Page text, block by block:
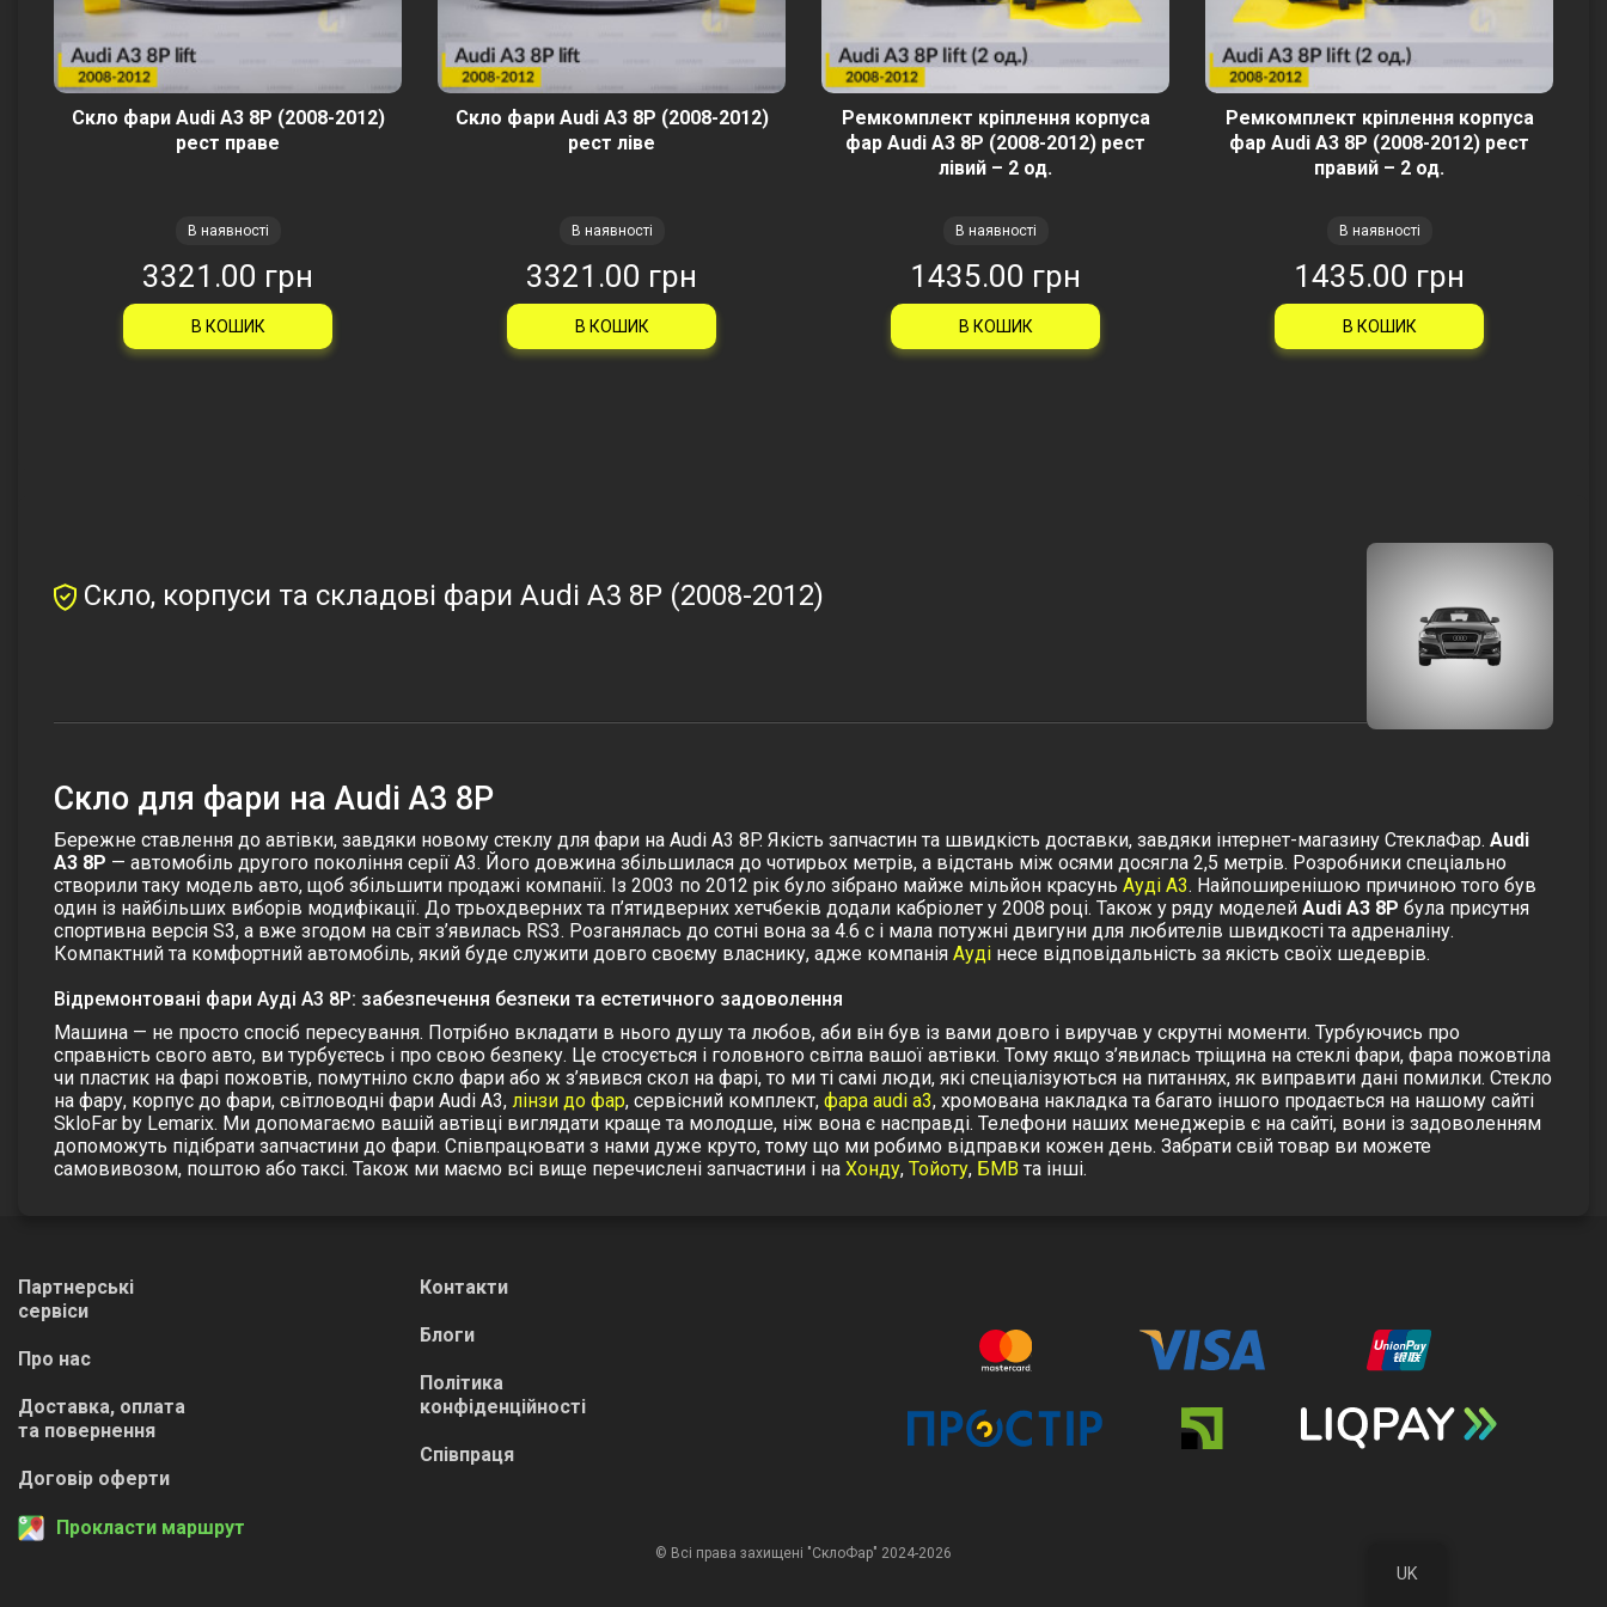
UK
Скло фари Audi A3 8P (2008-2012)
рест праве
В наявності
3321.00 грн
В КОШИК
Скло фари Audi A3 8P (2008-2012)
рест ліве
В наявності
3321.00 грн
В КОШИК
Ремкомплект кріплення корпуса
фар Audi A3 8P (2008-2012) рест
лівий – 2 од.
В наявності
1435.00 грн
В КОШИК
Ремкомплект кріплення корпуса
фар Audi A3 8P (2008-2012) рест
правий – 2 од.
В наявності
1435.00 грн
В КОШИК
Скло, корпуси та складові фари Audi A3 8P (2008-2012)
Скло для фари на Audi A3 8P
Бережне ставлення до автівки, завдяки новому стеклу для фари на Audi A3 8P. Якість запчастин та швидкість доставки, завдяки інтернет-магазину СтеклаФар. Audi
A3 8P — автомобіль другого покоління серії А3. Його довжина збільшилася до чотирьох метрів, а відстань між осями досягла 2,5 метрів. Розробники спеціально
створили таку модель авто, щоб збільшити продажі компанії. Із 2003 по 2012 рік було зібрано майже мільйон красунь Ауді А3. Найпоширенішою причиною того був
один із найбільших виборів модифікації. До трьохдверних та п’ятидверних хетчбеків додали кабріолет у 2008 році. Також у ряду моделей Audi A3 8P була присутня
спортивна версія S3, а вже згодом на світ з’явилась RS3. Розганялась до сотні вона за 4.6 с і мала потужні двигуни для любителів швидкості та адреналіну.
Компактний та комфортний автомобіль, який буде служити довго своєму власнику, адже компанія Ауді несе відповідальність за якість своїх шедеврів.
Відремонтовані фари Ауді A3 8P: забезпечення безпеки та естетичного задоволення
Машина — не просто спосіб пересування. Потрібно вкладати в нього душу та любов, аби він був із вами довго і виручав у скрутні моменти. Турбуючись про
справність свого авто, ви турбуєтесь і про свою безпеку. Це стосується і головного світла вашої автівки. Тому якщо з’явилась тріщина на стеклі фари, фара пожовтіла
чи пластик на фарі пожовтів, помутніло скло фари або ж з’явився скол на фарі, то ми ті самі люди, які спеціалізуються на питаннях, як виправити дані помилки. Стекло
на фару, корпус до фари, світловодні фари Audi A3, лінзи до фар, сервісний комплект, фара audi a3, хромована накладка та багато іншого продається на нашому сайті
SkloFar by Lemarix. Ми допомагаємо вашій автівці виглядати краще та молодше, ніж вона є насправді. Телефони наших менеджерів є на сайті, вони із задоволенням
допоможуть підібрати запчастини до фари. Співпрацювати з нами дуже круто, тому що ми робимо відправки кожен день. Забрати свій товар ви можете
самовивозом, поштою або таксі. Також ми маємо всі вище перечислені запчастини і на Хонду, Тойоту, БМВ та інші.
Партнерські
сервіси
Про нас
Доставка, оплата
та повернення
Договір оферти
Контакти
Блоги
Політика
конфіденційності
Співпраця
Прокласти маршрут
© Всі права захищені "СклоФар" 2024-2026